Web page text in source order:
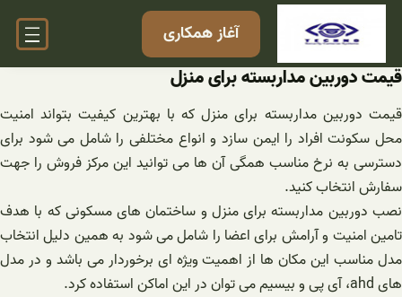
رفتن
آغاز همکاری
قیمت دوربین مداربسته برای منزل
قیمت دوربین مداربسته برای منزل که با بهترین کیفیت بتواند امنیت
محل سکونت افراد را ایمن سازد و انواع مختلفی را شامل می شود برای
دسترسی به نرخ مناسب همگی آن ها می توانید این مرکز فروش را جهت
سفارش انتخاب کنید.
نصب دوربین مداربسته برای منزل و ساختمان های مسکونی که با هدف
تامین امنیت و آرامش برای اعضا را شامل می شود به همین دلیل انتخاب
مدل مناسب این مکان ها از اهمیت ویژه ای برخوردار می باشد و در مدل
های ahd، آی پی و بیسیم می توان در این اماکن استفاده کرد.